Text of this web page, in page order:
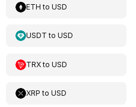
ETH toUSD
USDT toUSD
TRXtoUSD
XRP toUSD